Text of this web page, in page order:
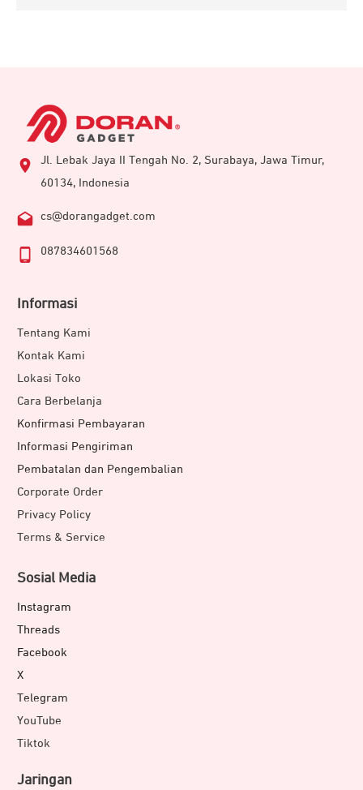
Jl. Lebak Jaya II Tengah No. 2, Surabaya, Jawa Timur,
60134, Indonesia
cs@dorangadget.com
087834601568
Informasi
Tentang Kami
Kontak Kami
Lokasi Toko
Cara Berbelanja
Konfirmasi Pembayaran
Informasi Pengiriman
Pembatalan dan Pengembalian
Corporate Order
Privacy Policy
Terms & Service
Sosial Media
Instagram
Threads
Facebook
X
Telegram
YouTube
Tiktok
Jaringan